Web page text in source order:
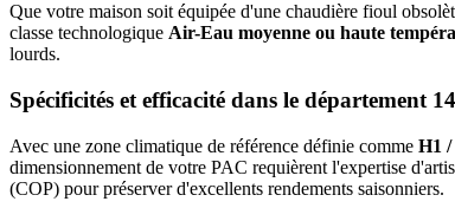
Que votre maison soit équipée d'une chaudière fioul
classe technologique Air-Eau moyenne ou haute
lourds.
Spécificités et efficacité dans le département 14
Avec une zone climatique de référence définie comme H1 /
dimensionnement de votre PAC requièrent l'expertise
(COP) pour préserver d'excellents rendements saisonniers.